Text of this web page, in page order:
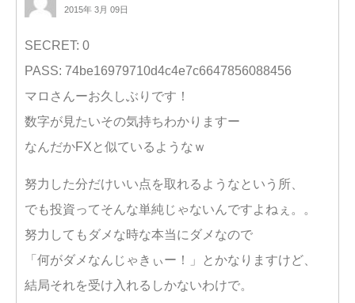
2015年 3月 09日
SECRET: 0
PASS: 74be16979710d4c4e7c6647856088456
マロさんーお久しぶりです！
数字が見たいその気持ちわかりますー
なんだかFXと似ているようなｗ
努力した分だけいい点を取れるようなという所、
でも投資ってそんな単純じゃないんですよねぇ。。
努力してもダメな時な本当にダメなので
「何がダメなんじゃきぃー！」とかなりますけど、
結局それを受け入れるしかないわけで。